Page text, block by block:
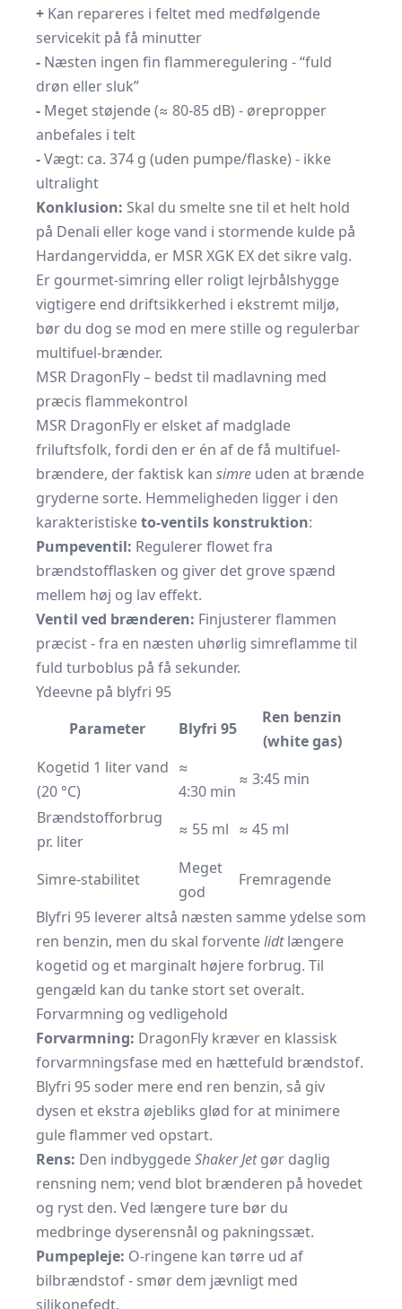
+ Kan repareres i feltet med medfølgende
servicekit på få minutter
- Næsten ingen fin flammeregulering - “fuld
drøn eller sluk”
- Meget støjende (≈ 80-85 dB) - ørepropper
anbefales i telt
-Vægt: ca. 374 g (uden pumpe/flaske) - ikke
ultralight
Konklusion: Skal du smelte sne til et helt hold
på Denali eller koge vand i stormende kulde på
Hardangervidda, er MSR XGK EX det sikre valg.
Er gourmet-simring eller roligt lejrbålshygge
vigtigere end driftsikkerhed i ekstremt miljø,
bør du dog se mod en mere stille og regulerbar
multifuel-brænder.
MSR DragonFly – bedst til madlavning med
præcis flammekontrol
MSR DragonFly er elsket af madglade
friluftsfolk, fordi den er én af de få multifuel-
brændere, der faktisk kan simre uden at brænde
gryderne sorte. Hemmeligheden ligger i den
karakteristisketo-ventils konstruktion:
Pumpeventil: Regulerer flowet fra
brændstofflasken og giver det grove spænd
mellem høj og lav effekt.
Ventil ved brænderen: Finjusterer flammen
præcist - fra en næsten uhørlig simreflamme til
fuld turboblus på få sekunder.
Ydeevne på blyfri 95
Parameter
Blyfri 95
Ren benzin
(white gas)
Kogetid 1 liter vand
(20 °C)
≈
4:30 min
≈ 3:45 min
Brændstofforbrug
pr. liter
≈ 55 ml ≈ 45 ml
Simre-stabilitet
Meget
god
Fremragende
Blyfri 95 leverer altså næsten samme ydelse som
ren benzin, men du skal forventelidtlængere
kogetid og et marginalt højere forbrug. Til
gengæld kan du tanke stort set overalt.
Forvarmning og vedligehold
Forvarmning: DragonFly kræver en klassisk
forvarmningsfase med en hættefuld brændstof.
Blyfri 95 soder mere end ren benzin, så giv
dysen et ekstra øjebliks glød for at minimere
gule flammer ved opstart.
Rens: Den indbyggedeShaker Jetgør daglig
rensning nem; vend blot brænderen på hovedet
og ryst den. Ved længere ture bør du
medbringe dyserensnål og pakningssæt.
Pumpepleje: O-ringene kan tørre ud af
bilbrændstof - smør dem jævnligt med
silikonefedt.